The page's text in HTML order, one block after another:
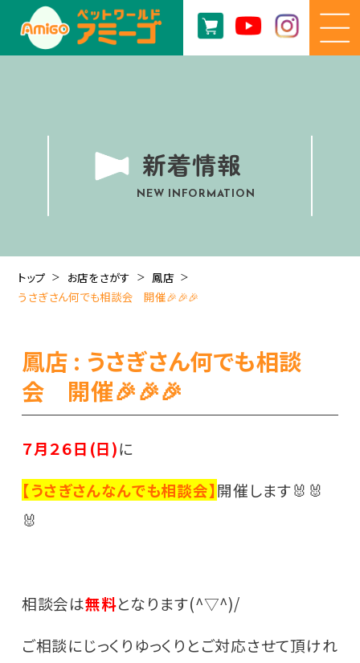
新着情報
NEW INFORMATION
トップ お店をさがす
鳳店
うさぎさん何でも相談会 開催🎉🎉🎉
鳳店 : うさぎさん何でも相談
会 開催🎉🎉🎉
７月２６日(日)に
【うさぎさんなんでも相談会】開催します🐰🐰
🐰
相談会は無料となります(^▽^)/
ご相談にじっくりゆっくりとご対応させて頂けれ